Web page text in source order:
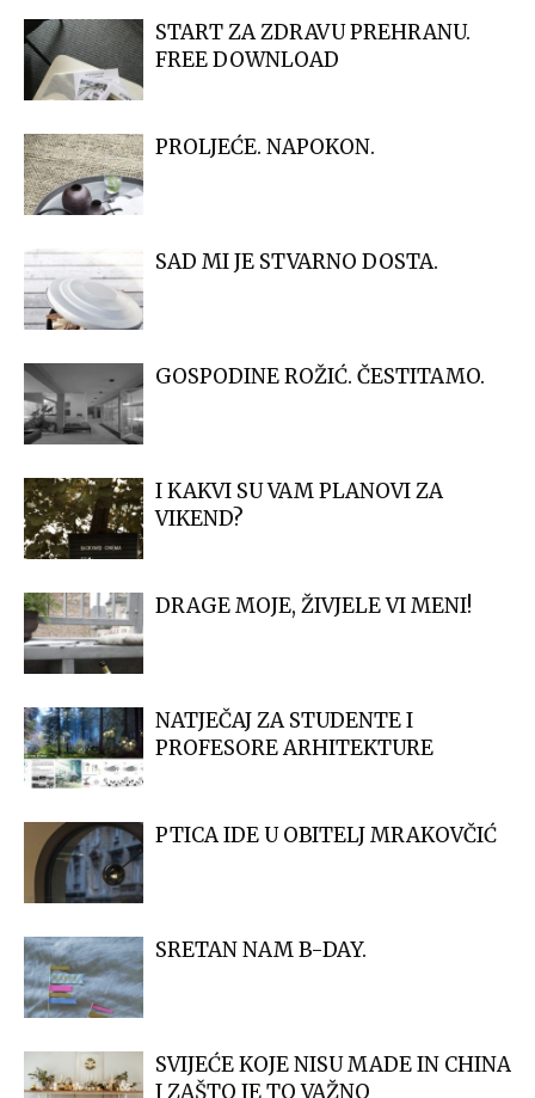
START ZA ZDRAVU PREHRANU.
FREE DOWNLOAD
PROLJEĆE. NAPOKON.
SAD MI JE STVARNO DOSTA.
GOSPODINE ROŽIĆ. ČESTITAMO.
I KAKVI SU VAM PLANOVI ZA
VIKEND?
DRAGE MOJE, ŽIVJELE VI MENI!
NATJEČAJ ZA STUDENTE I
PROFESORE ARHITEKTURE
PTICA IDE U OBITELJ MRAKOVČIĆ
SRETAN NAM B-DAY.
SVIJEĆE KOJE NISU MADE IN CHINA
I ZAŠTO JE TO VAŽNO